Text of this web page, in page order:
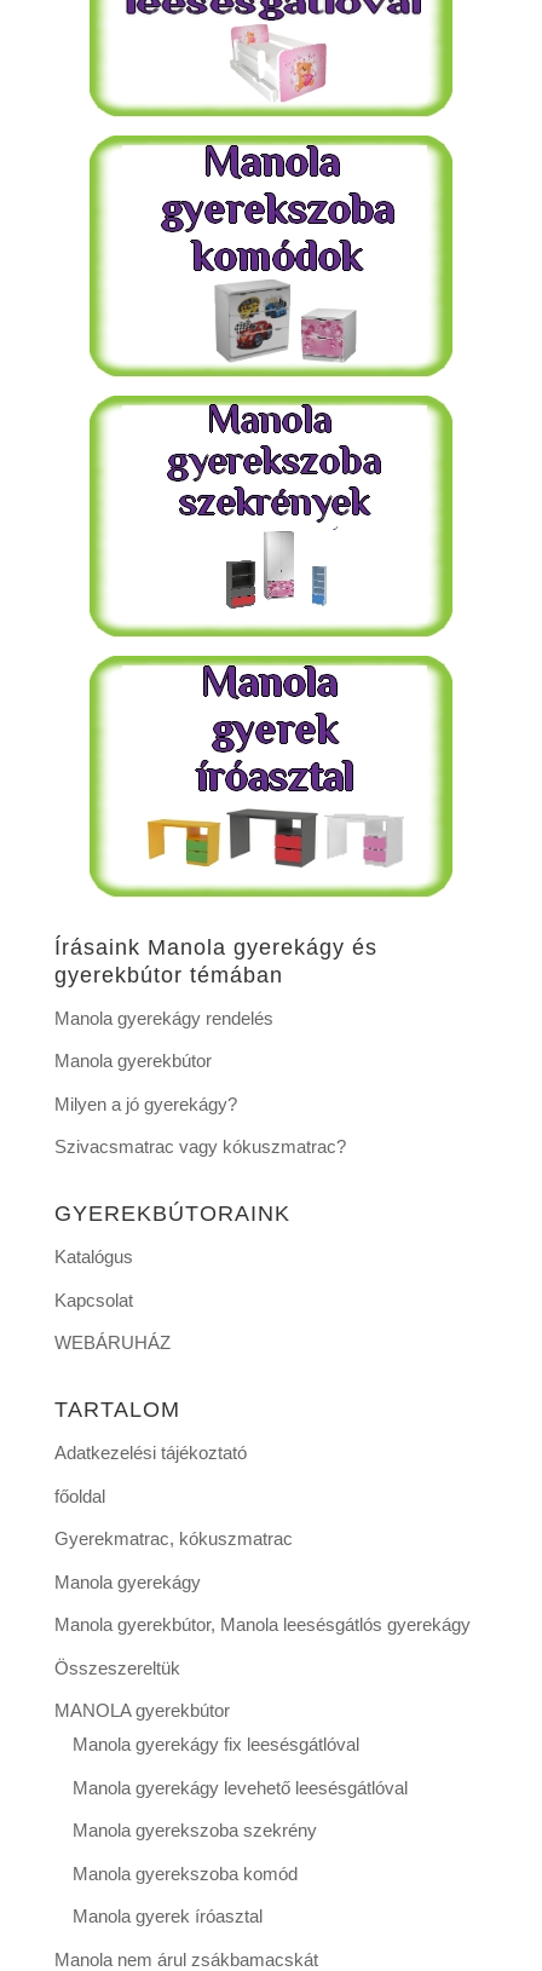
Írásaink Manola gyerekágy és
gyerekbútor témában
Manola gyerekágy rendelés
Manola gyerekbútor
Milyen a jó gyerekágy?
Szivacsmatrac vagy kókuszmatrac?
GYEREKBÚTORAINK
Katalógus
Kapcsolat
WEBÁRUHÁZ
TARTALOM
Adatkezelési tájékoztató
főoldal
Gyerekmatrac, kókuszmatrac
Manola gyerekágy
Manola gyerekbútor, Manola leesésgátlós gyerekágy
Összeszereltük
MANOLA gyerekbútor
Manola gyerekágy fix leesésgátlóval
Manola gyerekágy levehető leesésgátlóval
Manola gyerekszoba szekrény
Manola gyerekszoba komód
Manola gyerek íróasztal
Manola nem árul zsákbamacskát